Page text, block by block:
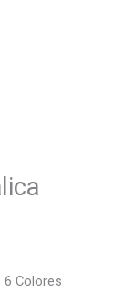
Colores